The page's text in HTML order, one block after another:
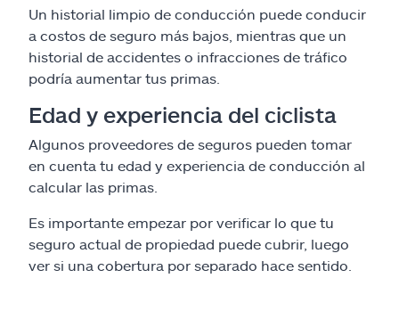
Un historial limpio de conducción puede conducir
a costos de seguro más bajos, mientras que un
historial de accidentes o infracciones de tráfico
podría aumentar tus primas.
Edad y experiencia del ciclista
Algunos proveedores de seguros pueden tomar
en cuenta tu edad y experiencia de conducción al
calcular las primas.
Es importante empezar por verificar lo que tu
seguro actual de propiedad puede cubrir, luego
ver si una cobertura por separado hace sentido.